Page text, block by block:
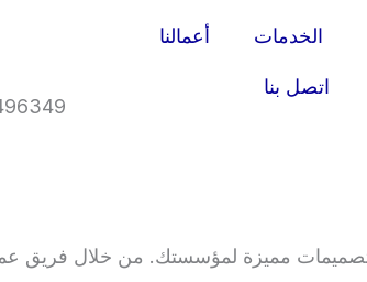
الخدمات أعمالنا
اتصل بنا
مميزة لمؤسستك. من خلال فريق